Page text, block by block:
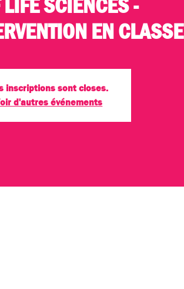
EN CLASSE
inscriptions sont closes.
d'autres événements